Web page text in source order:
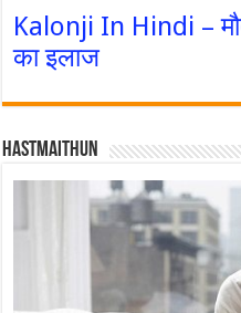
Kalonji In Hindi –
का इलाज
Hastmaithun